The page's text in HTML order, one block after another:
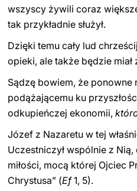
wszyscy żywili coraz
tak przykładnie służył.
Dzięki temu cały lud
opieki, ale także będzie
Sądzę bowiem, że ponowne
podążającemu ku
odkupieńczej ekonomii,
Józef z Nazaretu w tej
Uczestniczył wspólnie z
miłości, mocą której Ojciec
Chrystusa” (Ef1, 5).